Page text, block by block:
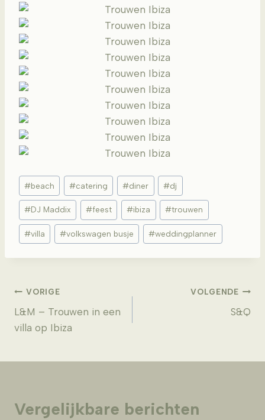
Bericht
tags:
#beach #catering #diner #dj
#DJ Maddix #feest #ibiza #trouwen
#villa #volkswagen busje #weddingplanner
Bericht
navigatie
VORIGE
L&M – Trouwen in een
villa op Ibiza
VOLGENDE
S&Q
Vergelijkbare berichten